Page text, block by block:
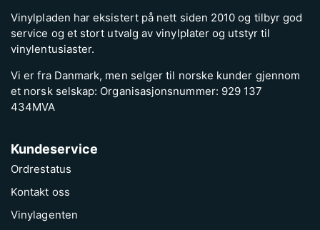
Vinylpladen har eksistert på nett siden 2010 og tilbyr god
service og et stort utvalg av vinylplater og utstyr til
vinylentusiaster.
Vi er fra Danmark, men selger til norske kunder gjennom
et norsk selskap: Organisasjonsnummer: 929 137
434MVA
Kundeservice
Ordrestatus
Kontakt oss
Vinylagenten